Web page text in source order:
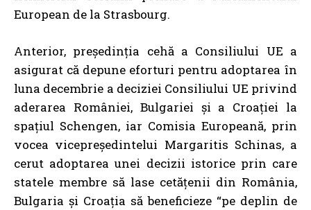
European de la Strasbourg.
Anterior, președinția cehă a Consiliului UE a
asigurat că depune eforturi pentru adoptarea în
luna decembrie a deciziei Consiliului UE privind
aderarea României, Bulgariei și a Croației la
spațiul Schengen, iar Comisia Europeană, prin
vocea vicepreședintelui Margaritis Schinas, a
cerut adoptarea unei decizii istorice prin care
statele membre să lase cetățenii din România,
Bulgaria și Croația să beneficieze “pe deplin de